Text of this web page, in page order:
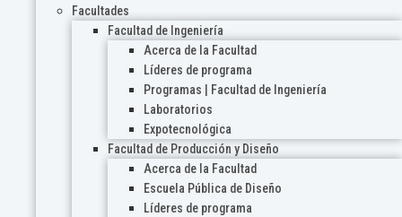
Facultades
Facultad de Ingeniería
Acerca de la Facultad
Líderes de programa
Programas | Facultad de Ingeniería
Laboratorios
Expotecnológica
Facultad de Producción y Diseño
Acerca de la Facultad
Escuela Pública de Diseño
Líderes de programa